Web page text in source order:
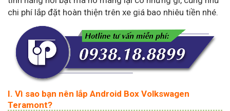
chi phí lắp đặt hoàn thiện trên xe giá bao nhiêu tiền nhé.
I. Vì sao bạn nên lắp Android Box Volkswagen
Teramont?